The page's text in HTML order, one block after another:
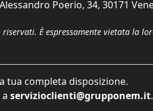
Poerio, 34, 30171
È espressamente vietata la
tua completa disposizione.
servizioclienti@grupponem.it.